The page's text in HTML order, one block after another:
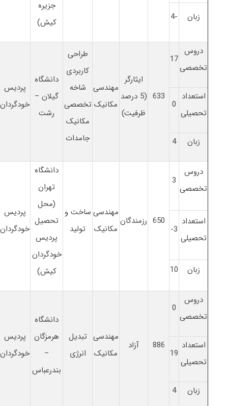
جزیره
کیش)
زبان -4
دروس
تخصصی
17
633
ایثارگر
(5 درصد
ظرفیت)
مهندسی
مکانیک
طراحی
کاربردی
شاخه
تخصصی
مکانیک
جامدات
دانشگاه
گیلان –
رشت
پردیس
خودگردان
استعداد
تحصیلی
0
زبان 4
دروس
تخصصی
3
650 رزمندگان
مهندسی
مکانیک
ساخت و
تولید
دانشگاه
تهران
(محل
تحصیل
پردیس
خودگردان
کیش)
پردیس
خودگردان
استعداد
تحصیلی
3-
زبان 10
دروس
تخصصی
0
886 آزاد
مهندسی
مکانیک
تبدیل
انرژی
دانشگاه
هرمزگان
–
بندرعباس
پردیس
خودگردان
استعداد
تحصیلی
19
زبان 4